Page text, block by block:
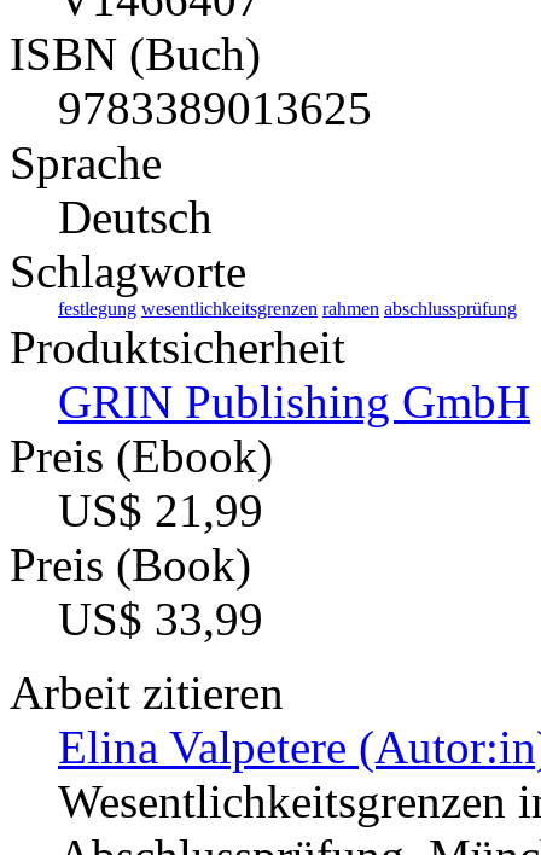
ISBN (Buch)
9783389013625
Sprache
Deutsch
Schlagworte
festlegung wesentlichkeitsgrenzen rahmen abschlussprüfung
Produktsicherheit
GRIN Publishing GmbH
Preis (Ebook)
US$ 21,99
Preis (Book)
US$ 33,99
Arbeit zitieren
Elina Valpetere
Wesentlichkeitsgrenzen